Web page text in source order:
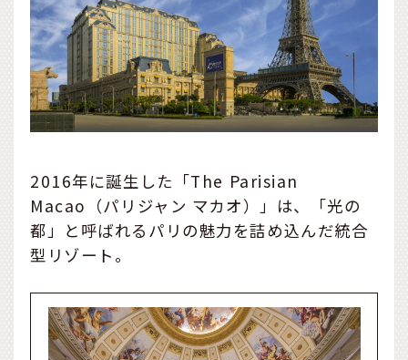
2016年に誕生した「The Parisian
Macao（パリジャン マカオ）」は、「光の
都」と呼ばれるパリの魅力を詰め込んだ統合
型リゾート。